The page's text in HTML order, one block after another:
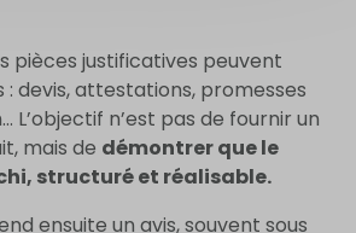
pièces justificatives peuvent
devis, attestations, promesses
L’objectif n’est pas de fournir un
mais de démontrer que le
structuré et réalisable.
ensuite un avis, souvent sous